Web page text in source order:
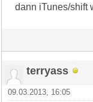
dann iTunes/shift
terryass
09.03.2013, 16:05